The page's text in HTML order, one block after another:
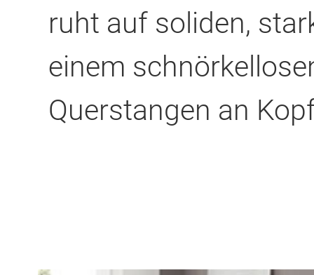
ruht auf soliden,
einem
Querstangen an